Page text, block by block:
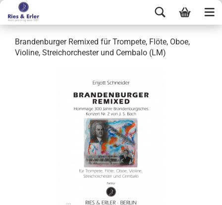
Brandenburger Remixed für Trompete, Flöte, Oboe,
Violine, Streichorchester und Cembalo (LM)